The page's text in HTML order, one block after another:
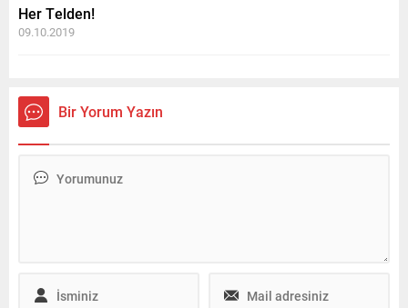
Her Telden!
09.10.2019
Bir Yorum Yazın